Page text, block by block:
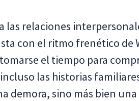
las relaciones
con el ritmo frenético de
el tiempo para
las historias
demora, sino más bien